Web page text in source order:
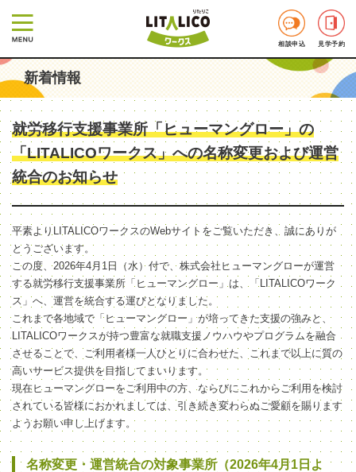
相談申込 見学予約
新着情報
就労移行支援事業所「ヒューマングロー」の
「LITALICOワークス」への名称変更および運営
統合のお知らせ
平素よりLITALICOワークスのWebサイトをご覧いただき、誠にありが
とうございます。
この度、2026年4月1日（水）付で、株式会社ヒューマングローが運営
する就労移行支援事業所「ヒューマングロー」は、「LITALICOワーク
ス」へ、運営を統合する運びとなりました。
これまで各地域で「ヒューマングロー」が培ってきた支援の強みと、
LITALICOワークスが持つ豊富な就職支援ノウハウやプログラムを融合
させることで、ご利用者様一人ひとりに合わせた、これまで以上に質の
高いサービス提供を目指してまいります。
現在ヒューマングローをご利用中の方、ならびにこれからご利用を検討
されている皆様におかれましては、引き続き変わらぬご愛顧を賜ります
ようお願い申し上げます。
名称変更・運営統合の対象事業所（2026年4月1日よ